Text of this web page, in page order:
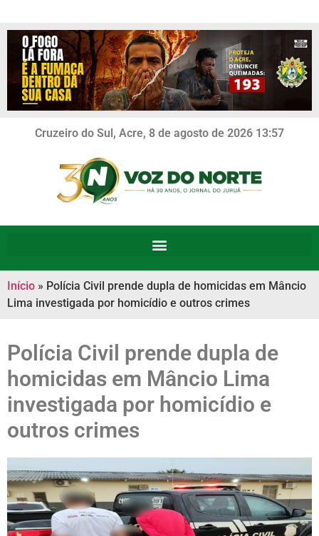
Cruzeiro do Sul, Acre, 8 de agosto de 2026 13:57
Início » Polícia Civil prende dupla de homicidas em Mâncio
Lima investigada por homicídio e outros crimes
Polícia Civil prende dupla de
homicidas em Mâncio Lima
investigada por homicídio e
outros crimes